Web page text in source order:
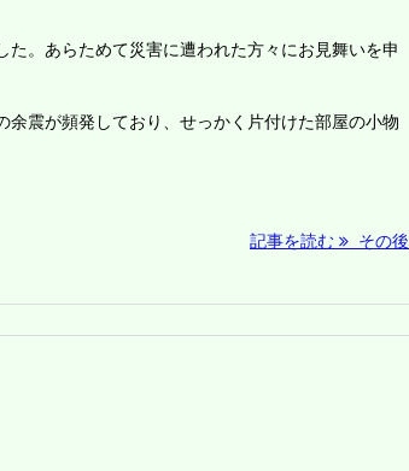
た。あらためて災害に遭われた方々にお見舞いを申
余震が頻発しており、せっかく片付けた部屋の小物
記事を読む その後